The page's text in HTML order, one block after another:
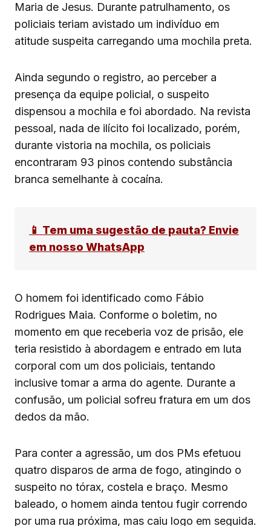
Maria de Jesus. Durante patrulhamento, os
policiais teriam avistado um indivíduo em
atitude suspeita carregando uma mochila preta.
Ainda segundo o registro, ao perceber a
presença da equipe policial, o suspeito
dispensou a mochila e foi abordado. Na revista
pessoal, nada de ilícito foi localizado, porém,
durante vistoria na mochila, os policiais
encontraram 93 pinos contendo substância
branca semelhante à cocaína.
📱 Tem uma sugestão de pauta? Envie
em nosso WhatsApp
O homem foi identificado como Fábio
Rodrigues Maia. Conforme o boletim, no
momento em que receberia voz de prisão, ele
teria resistido à abordagem e entrado em luta
corporal com um dos policiais, tentando
inclusive tomar a arma do agente. Durante a
confusão, um policial sofreu fratura em um dos
dedos da mão.
Para conter a agressão, um dos PMs efetuou
quatro disparos de arma de fogo, atingindo o
suspeito no tórax, costela e braço. Mesmo
baleado, o homem ainda tentou fugir correndo
por uma rua próxima, mas caiu logo em seguida.